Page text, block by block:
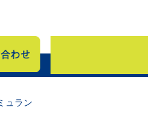
ュラン